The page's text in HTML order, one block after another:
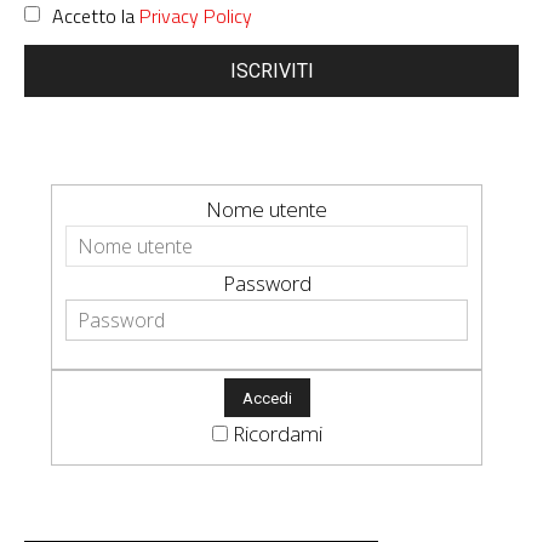
Accetto la Privacy Policy
ISCRIVITI
Nome utente
Password
Ricordami